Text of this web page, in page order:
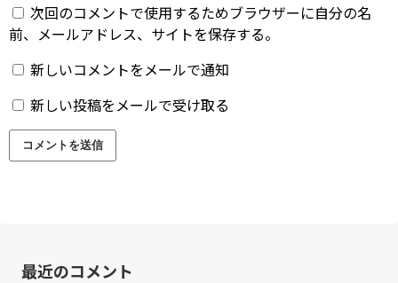
次回のコメントで使用するためブラウザーに自分の名
前、メールアドレス、サイトを保存する。
新しいコメントをメールで通知
新しい投稿をメールで受け取る
最近のコメント